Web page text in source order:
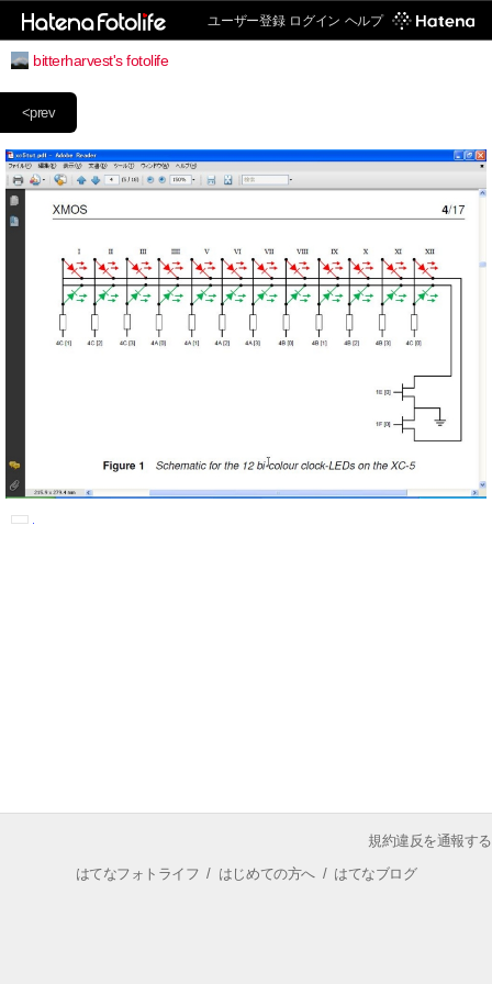
ユーザー登録 ログイン ヘルプ
bitterharvest's fotolife
<prev
規約違反を通報する
はてなフォトライフ / はじめての方へ/ はてなブログ